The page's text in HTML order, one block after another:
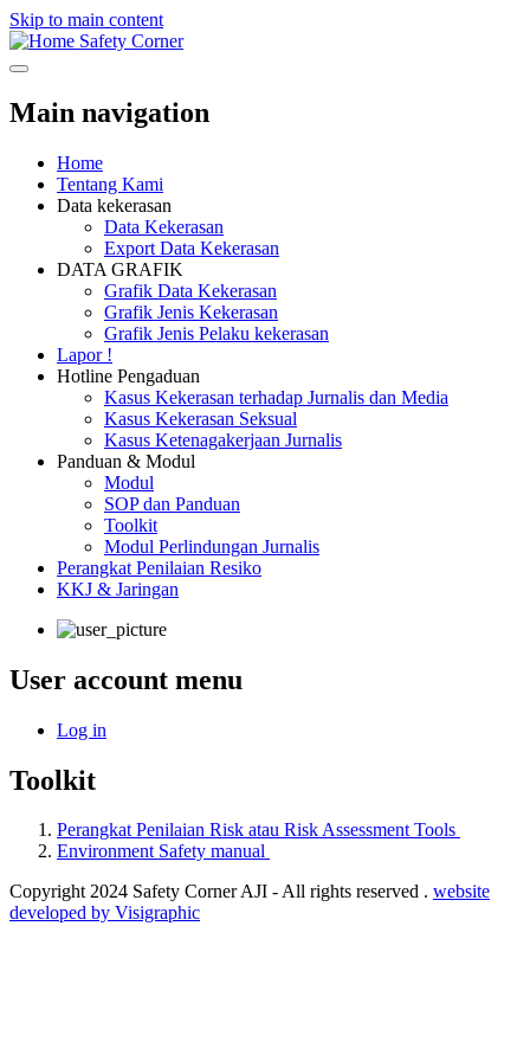
Skip to main content
Safety Corner
Main navigation
Home
Tentang Kami
Data kekerasan
Data Kekerasan
Export Data Kekerasan
DATA GRAFIK
Grafik Data Kekerasan
Grafik Jenis Kekerasan
Grafik Jenis Pelaku kekerasan
Lapor !
Hotline Pengaduan
Kasus Kekerasan terhadap Jurnalis dan Media
Kasus Kekerasan Seksual
Kasus Ketenagakerjaan Jurnalis
Panduan & Modul
Modul
SOP dan Panduan
Toolkit
Modul Perlindungan Jurnalis
Perangkat Penilaian Resiko
KKJ & Jaringan
User account menu
Log in
Toolkit
Perangkat Penilaian Risk atau Risk Assessment Tools
Environment Safety manual
Copyright 2024 Safety Corner AJI - All rights reserved . website
developed by Visigraphic